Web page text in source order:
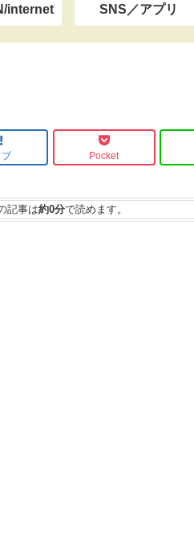
internet SNS／アプリ
ブ Pocket
記事は約0分で読めます。